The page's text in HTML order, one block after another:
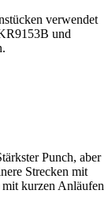
verwendet
und
Punch, aber
Strecken mit
kurzen Anläufen